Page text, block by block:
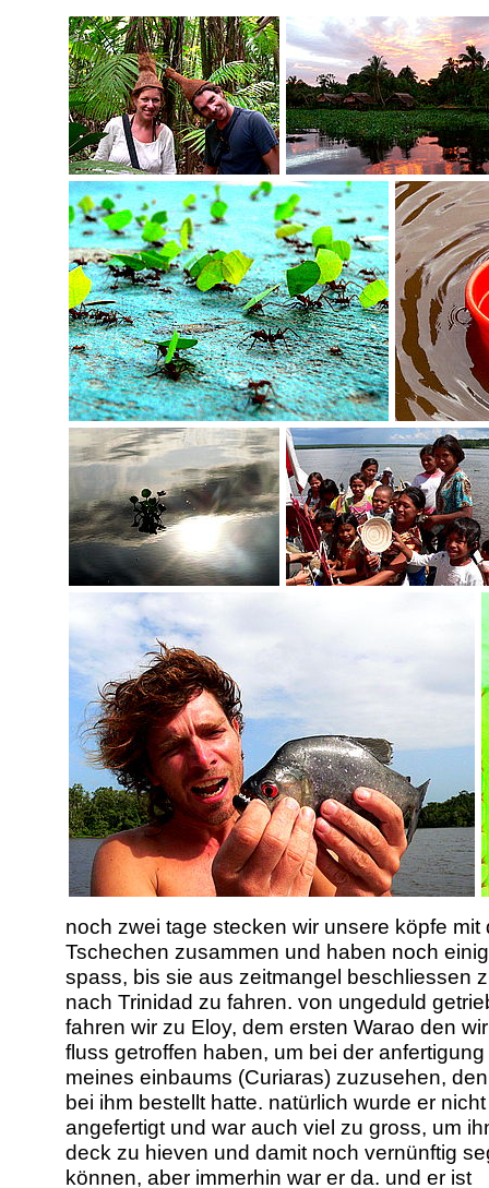
noch zwei tage stecken wir unsere köpfe mit
Tschechen zusammen und haben noch
spass, bis sie aus zeitmangel beschliessen
nach Trinidad zu fahren. von ungeduld
fahren wir zu Eloy, dem ersten Warao den
fluss getroffen haben, um bei der anfertigung
meines einbaums (Curiaras) zuzusehen,
bei ihm bestellt hatte. natürlich wurde er
angefertigt und war auch viel zu gross, um
deck zu hieven und damit noch vernünftig
können, aber immerhin war er da. und er ist